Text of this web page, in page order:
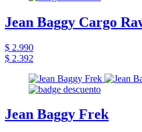
Jean Baggy Cargo
$ 2.990
$ 2.392
Jean Baggy Frek